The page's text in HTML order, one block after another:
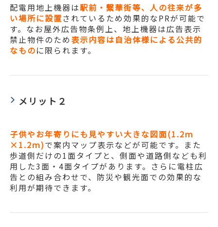
配電用地上機器は駅前・繫華街等、人の往来が多
い場所に設置されているため効果的なPRが可能で
す。なお屋外広告物条例上、地上機器は広告表示
禁止物件のため 表示内容は自治体様による公共的
なものに限られます。
メリット２
子供やお年寄りにも見やすい大きな図面(1.2ｍ
×1.2ｍ)で案内マップ表示などが可能です。また
歩道側だけの1面タイプと、側面や道路側なども利
用した3面・4面タイプがあります。さらに電柱広
告との組み合わせで、防災や観光面での効果的な
利用が期待できます。